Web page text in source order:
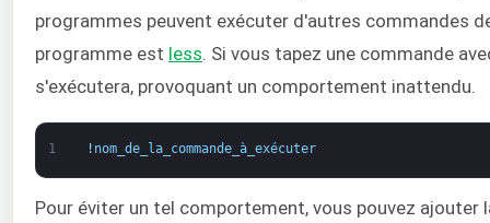
programmes peuvent exécuter d'autres commandes
programme est less . Si vous tapez une commande
s'exécutera, provoquant un comportement inattendu.
1 ! nom_de_la_commande_à_exécuter
Pour éviter un tel comportement, vous pouvez